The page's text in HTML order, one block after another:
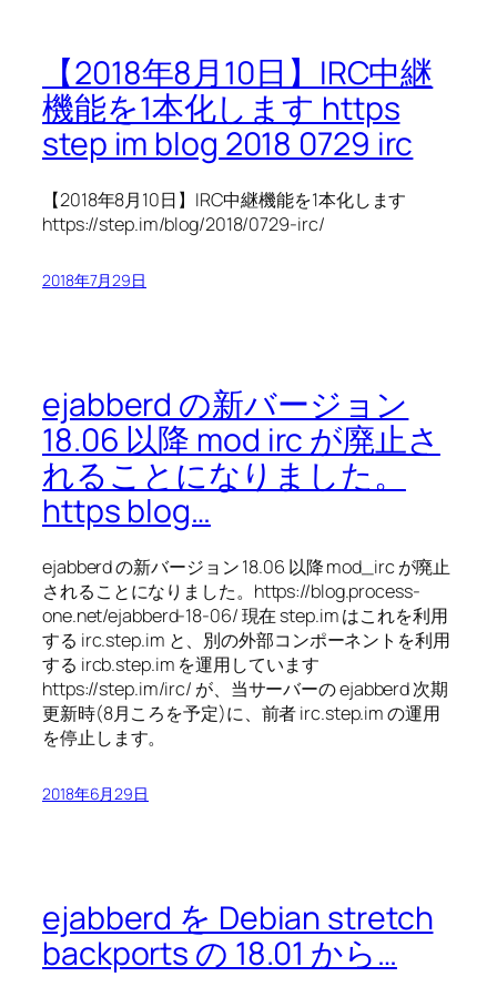
【2018年8月10日】IRC中継
機能を1本化します https
step im blog 2018 0729 irc
【2018年8月10日】IRC中継機能を1本化します
https://step.im/blog/2018/0729-irc/
2018年7月29日
ejabberd の新バージョン
18.06 以降 mod irc が廃止さ
れることになりました。
https blog…
ejabberd の新バージョン 18.06 以降 mod_irc が廃止
されることになりました。https://blog.process-
one.net/ejabberd-18-06/ 現在 step.im はこれを利用
する irc.step.im と、別の外部コンポーネントを利用
する ircb.step.im を運用しています
https://step.im/irc/ が、当サーバーの ejabberd 次期
更新時(8月ころを予定)に、前者 irc.step.im の運用
を停止します。
2018年6月29日
ejabberd を Debian stretch
backports の 18.01 から…